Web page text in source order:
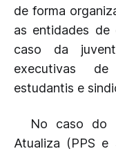
de forma
as entidades de
caso da
executivas
estudantis e
No caso do
Atualiza (PPS